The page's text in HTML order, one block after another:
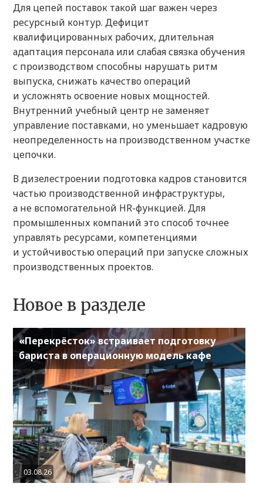
Для цепей поставок такой шаг важен через
ресурсный контур. Дефицит
квалифицированных рабочих, длительная
адаптация персонала или слабая связка обучения
с производством способны нарушать ритм
выпуска, снижать качество операций
и усложнять освоение новых мощностей.
Внутренний учебный центр не заменяет
управление поставками, но уменьшает кадровую
неопределенность на производственном участке
цепочки.
В дизелестроении подготовка кадров становится
частью производственной инфраструктуры,
а не вспомогательной HR-функцией. Для
промышленных компаний это способ точнее
управлять ресурсами, компетенциями
и устойчивостью операций при запуске сложных
производственных проектов.
Новое в разделе
«Перекрёсток» встраивает подготовку
бариста в операционную модель кафе
03.08.26